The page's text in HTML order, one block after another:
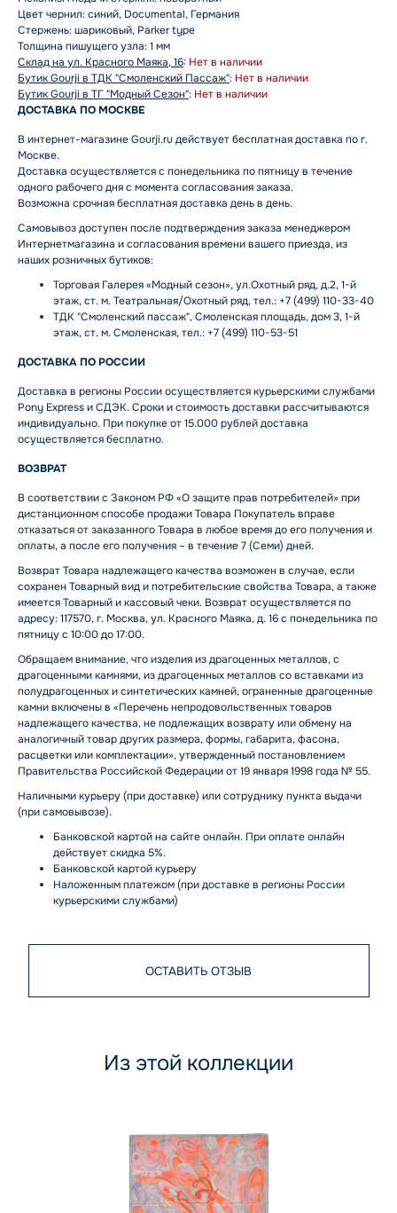
Цвет чернил: синий, Documental, Германия
Стержень: шариковый, Parker type
Толщина пишущего узла: 1 мм
Склад на ул. Красного Маяка, 16: Нет в наличии
Бутик Gourji в ТДК "Смоленский Пассаж": Нет в наличии
Бутик Gourji в ТГ "Модный Сезон": Нет в наличии
ДОСТАВКА ПО МОСКВЕ
В интернет-магазине Gourji.ru действует бесплатная доставка по г.
Москве.
Доставка осуществляется с понедельника по пятницу в течение
одного рабочего дня с момента согласования заказа.
Возможна срочная бесплатная доставка день в день.
Самовывоз доступен после подтверждения заказа менеджером
Интернетмагазина и согласования времени вашего приезда, из
наших розничных бутиков:
Торговая Галерея «Модный сезон», ул.Охотный ряд, д.2, 1-й
этаж, ст. м. Театральная/Охотный ряд, тел.: +7 (499) 110-33-40
ТДК "Смоленский пассаж", Смоленская площадь, дом 3, 1-й
этаж, ст. м. Смоленская, тел.: +7 (499) 110-53-51
ДОСТАВКА ПО РОССИИ
Доставка в регионы России осуществляется курьерскими службами
Pony Express и СДЭК. Сроки и стоимость доставки рассчитываются
индивидуально. При покупке от 15.000 рублей доставка
осуществляется бесплатно.
ВОЗВРАТ
В соответствии с Законом РФ «О защите прав потребителей» при
дистанционном способе продажи Товара Покупатель вправе
отказаться от заказанного Товара в любое время до его получения и
оплаты, а после его получения – в течение 7 (Семи) дней.
Возврат Товара надлежащего качества возможен в случае, если
сохранен Товарный вид и потребительские свойства Товара, а также
имеется Товарный и кассовый чеки. Возврат осуществляется по
адресу: 117570, г. Москва, ул. Красного Маяка, д. 16 с понедельника по
пятницу с 10:00 до 17:00.
Обращаем внимание, что изделия из драгоценных металлов, с
драгоценными камнями, из драгоценных металлов со вставками из
полудрагоценных и синтетических камней, ограненные драгоценные
камни включены в «Перечень непродовольственных товаров
надлежащего качества, не подлежащих возврату или обмену на
аналогичный товар других размера, формы, габарита, фасона,
расцветки или комплектации», утвержденный постановлением
Правительства Российской Федерации от 19 января 1998 года № 55.
Наличными курьеру (при доставке) или сотруднику пункта выдачи
(при самовывозе).
Банковской картой на сайте онлайн. При оплате онлайн
действует скидка 5%.
Банковской картой курьеру
Наложенным платежом (при доставке в регионы России
курьерскими службами)
ОСТАВИТЬ ОТЗЫВ
Из этой коллекции